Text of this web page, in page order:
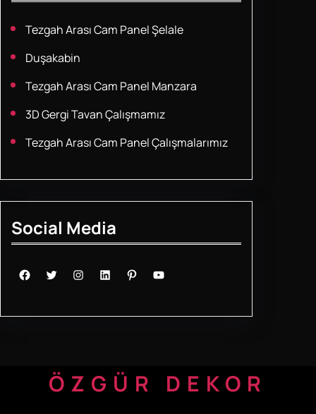
Tezgah Arası Cam Panel Şelale
Duşakabin
Tezgah Arası Cam Panel Manzara
3D Gergi Tavan Çalışmamız
Tezgah Arası Cam Panel Çalışmalarımız
Social Media
Facebook Twitter Instagram LinkedIn Pinterest YouTube
ÖZGÜR DEKOR